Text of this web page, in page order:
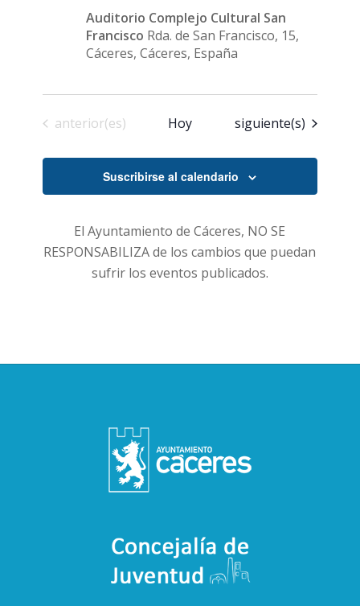
Auditorio Complejo Cultural San
Francisco Rda. de San Francisco, 15,
Cáceres, Cáceres, España
Eventos
anterior(es) Hoy Eventos
siguiente(s)
Suscribirse al calendario
El Ayuntamiento de Cáceres, NO SE
RESPONSABILIZA de los cambios que puedan
sufrir los eventos publicados.